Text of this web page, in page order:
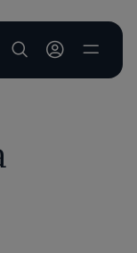
User account